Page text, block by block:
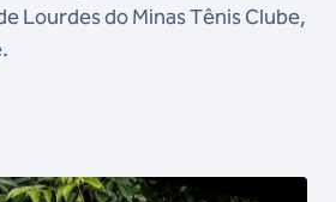
Lourdes do Minas Tênis Clube,